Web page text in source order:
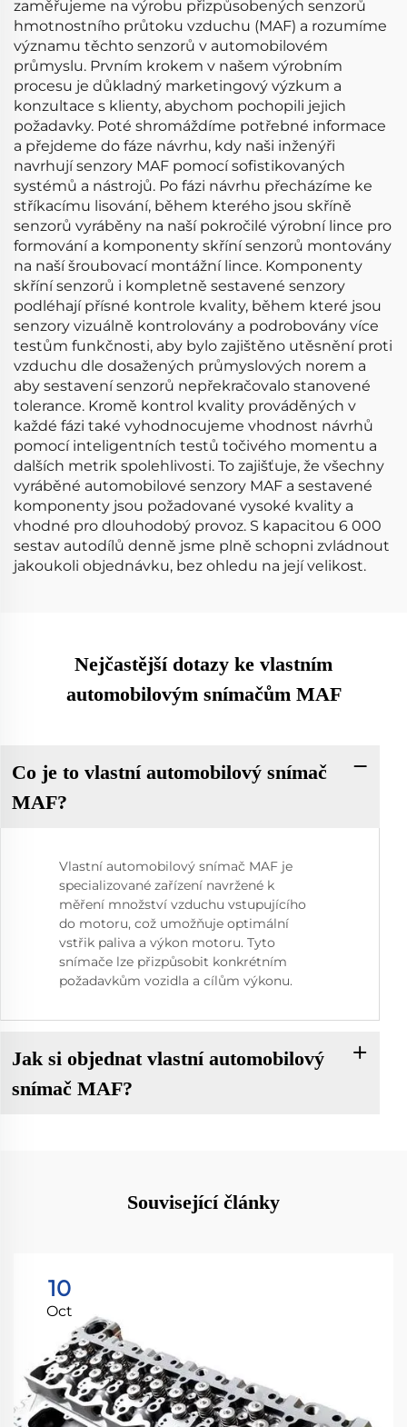
zaměřujeme na výrobu přizpůsobených senzorů
hmotnostního průtoku vzduchu (MAF) a rozumíme
významu těchto senzorů v automobilovém
průmyslu. Prvním krokem v našem výrobním
procesu je důkladný marketingový výzkum a
konzultace s klienty, abychom pochopili jejich
požadavky. Poté shromáždíme potřebné informace
a přejdeme do fáze návrhu, kdy naši inženýři
navrhují senzory MAF pomocí sofistikovaných
systémů a nástrojů. Po fázi návrhu přecházíme ke
stříkacímu lisování, během kterého jsou skříně
senzorů vyráběny na naší pokročilé výrobní lince pro
formování a komponenty skříní senzorů montovány
na naší šroubovací montážní lince. Komponenty
skříní senzorů i kompletně sestavené senzory
podléhají přísné kontrole kvality, během které jsou
senzory vizuálně kontrolovány a podrobovány více
testům funkčnosti, aby bylo zajištěno utěsnění proti
vzduchu dle dosažených průmyslových norem a
aby sestavení senzorů nepřekračovalo stanovené
tolerance. Kromě kontrol kvality prováděných v
každé fázi také vyhodnocujeme vhodnost návrhů
pomocí inteligentních testů točivého momentu a
dalších metrik spolehlivosti. To zajišťuje, že všechny
vyráběné automobilové senzory MAF a sestavené
komponenty jsou požadované vysoké kvality a
vhodné pro dlouhodobý provoz. S kapacitou 6 000
sestav autodílů denně jsme plně schopni zvládnout
jakoukoli objednávku, bez ohledu na její velikost.
Nejčastější dotazy ke vlastním
automobilovým snímačům MAF
Co je to vlastní automobilový snímač
MAF?
Vlastní automobilový snímač MAF je
specializované zařízení navržené k
měření množství vzduchu vstupujícího
do motoru, což umožňuje optimální
vstřik paliva a výkon motoru. Tyto
snímače lze přizpůsobit konkrétním
požadavkům vozidla a cílům výkonu.
Jak si objednat vlastní automobilový
snímač MAF?
Související články
10
Oct